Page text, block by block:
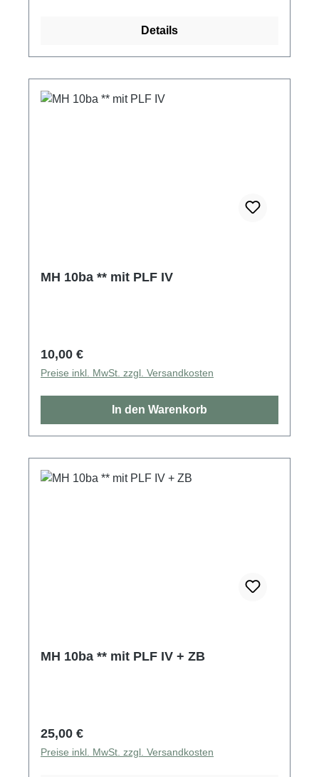
Details
MH 10ba ** mit PLF IV
Regulärer Preis:
10,00 €
Preise inkl. MwSt. zzgl. Versandkosten
In den Warenkorb
MH 10ba ** mit PLF IV + ZB
Regulärer Preis:
25,00 €
Preise inkl. MwSt. zzgl. Versandkosten